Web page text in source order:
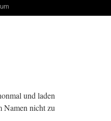
und laden
Namen nicht zu